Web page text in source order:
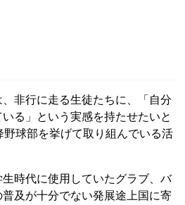
非行に走る生徒たちに、「自分
る」という実感を持たせたいと
球部を挙げて取り組んでいる活
時代に使用していたグラブ、バ
及が十分でない発展途上国に寄